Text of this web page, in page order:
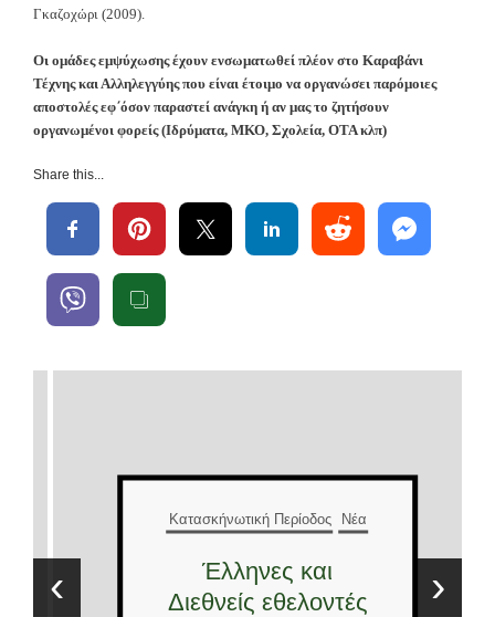
Γκαζοχώρι (2009).
Οι ομάδες εμψύχωσης έχουν ενσωματωθεί πλέον στο Καραβάνι
Τέχνης και Αλληλεγγύης που είναι έτοιμο να οργανώσει παρόμοιες
αποστολές εφ΄όσον παραστεί ανάγκη ή αν μας το ζητήσουν
οργανωμένοι φορείς (Ιδρύματα, ΜΚΟ, Σχολεία, ΟΤΑ κλπ)
Share this...
Κατασκήνωτική Περίοδος Νέα
Έλληνες και
Διεθνείς εθελοντές
‹ ›